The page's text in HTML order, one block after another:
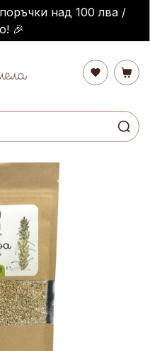
над 100 лва /
🎉